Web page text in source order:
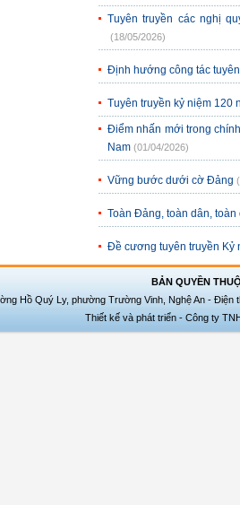
Tuyên truyền các nghị
(18/05/2026)
Định hướng công tác
Tuyên truyền kỷ niệm 120
Điểm nhấn mới trong
Nam (01/04/2026)
Vững bước dưới cờ Đảng
Toàn Đảng, toàn dân,
Đề cương tuyên truyền Kỷ
BẢN QUYỀN
Hồ Quý Ly, phường Trường Vinh, Nghệ An - Điện
Thiết kế và phát triển - Công ty